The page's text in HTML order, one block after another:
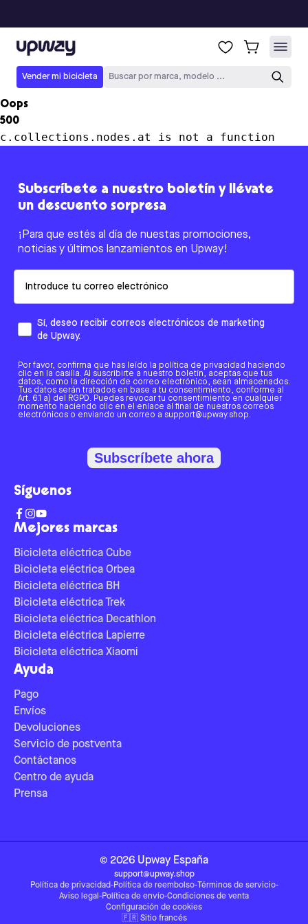
Upway
Vender mi bicicleta Buscar por marca, modelo ...
Oops
500
c.collections.nodes.at is not a function
Mejores marcas
Bicicleta eléctrica Cube
Bicicleta eléctrica Orbea
Bicicleta eléctrica BH
Bicicleta eléctrica Trek
Bicicleta eléctrica Decathlon
Bicicleta eléctrica Lapierre
Bicicleta eléctrica Xiaomi
Ayuda
Pago
Envíos
Devoluciones
Servicio de postventa
Contáctanos
Centro de ayuda
Prensa
Subscríbete a nuestro boletín y llévate
un descuento sorpresa
¡Para que estés al día de nuestas promociones,
noticias y últimos lanzamientos en Upway!
Sí, deseo recibir correos electrónicos de marketing
de Upway.
Por favor, confirma que has leído la política de privacidad haciendo
clic en la casilla. Al suscribirte a nuestro boletín, aceptas que tus
datos, como la dirección de correo electrónico, sean almacenados.
Tus datos serán tratados en base a tu consentimiento, conforme al
Art. 6.1 a) del RGPD. Puedes revocar tu consentimiento en cualquier
momento haciendo clic en el enlace al final de nuestros correos
electrónicos o enviando un correo a support@upway.shop.
Subscríbete ahora
Síguenos
© 2026 Upway España
support@upway.shop
Política de privacidad-Política de reembolso-Términos de servicio-
Aviso legal -Política de envío-Condiciones de venta
Configuración de cookies
🇫🇷 Sitio francés